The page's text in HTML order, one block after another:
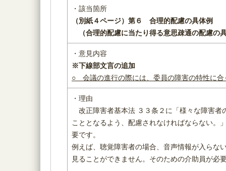
・該当箇所
（別紙４ページ） 第６ 合理的配慮の具体例
（合理的配慮に当たり得る意思疎通の配慮の
・意見内容
※下線部文言の追加
○ 会議の進行の際には、委員の障害の特性に
・理由
改正障害者基本法 ３３条２に「様々な障害
こととなるよう、配慮されなければならない。
要です。
例えば、聴覚障害者の場合、音声情報が入らな
見ることができません。そのための介助員が必